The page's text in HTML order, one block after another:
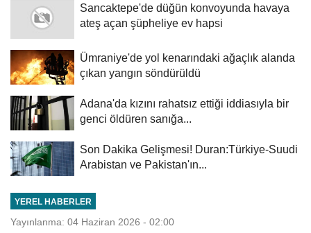
Sancaktepe'de düğün konvoyunda havaya
ateş açan şüpheliye ev hapsi
Ümraniye'de yol kenarındaki ağaçlık alanda
çıkan yangın söndürüldü
Adana'da kızını rahatsız ettiği iddiasıyla bir
genci öldüren sanığa...
Son Dakika Gelişmesi! Duran:Türkiye-Suudi
Arabistan ve Pakistan'ın...
YEREL HABERLER
Yayınlanma: 04 Haziran 2026 - 02:00